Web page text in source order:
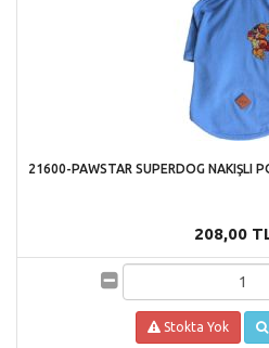
21600-PAWSTAR SUPERDOG NAKIŞLI
208,00
Stokta Yok